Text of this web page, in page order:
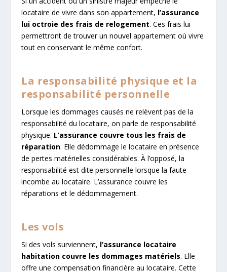
locataire de vivre dans son appartement, l’assurance
lui octroie des frais de relogement. Ces frais lui
permettront de trouver un nouvel appartement où vivre
tout en conservant le même confort.
La responsabilité physique et la
responsabilité personnelle
Lorsque les dommages causés ne relèvent pas de la
responsabilité du locataire, on parle de responsabilité
physique. L’assurance couvre tous les frais de
réparation. Elle dédommage le locataire en présence
de pertes matérielles considérables. À l’opposé, la
responsabilité est dite personnelle lorsque la faute
incombe au locataire. L’assurance couvre les
réparations et le dédommagement.
Les vols
Si des vols surviennent, l’assurance locataire
habitation couvre les dommages matériels. Elle
offre une compensation financière au locataire. Cette